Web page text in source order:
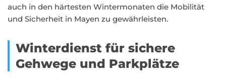
auch in den härtesten Wintermonaten die Mobilität
und Sicherheit in Mayen zu gewährleisten.
Winterdienst für sichere
Gehwege und Parkplätze